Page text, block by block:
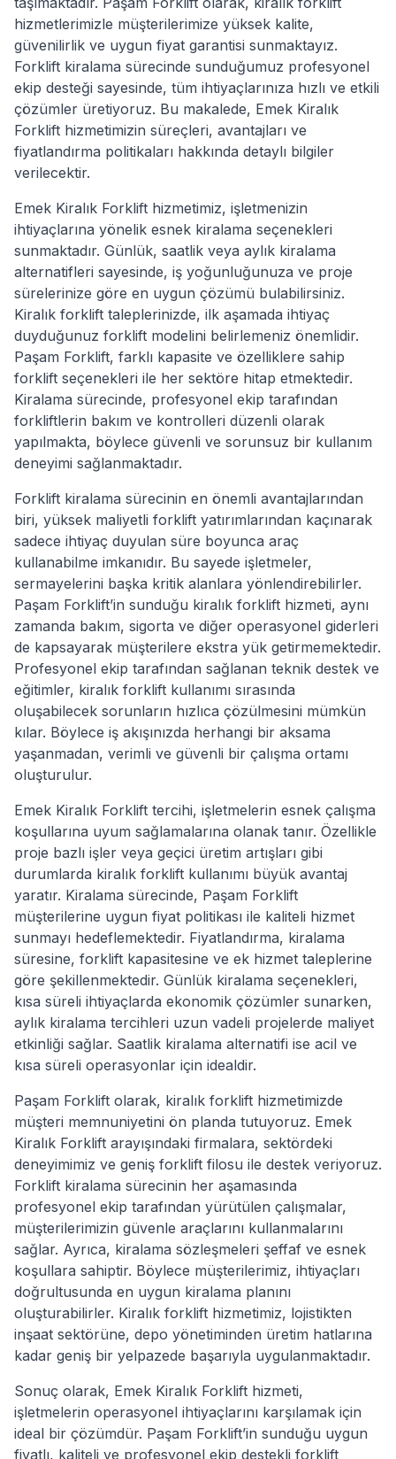
hizmetlerimizle müşterilerimize yüksek kalite,
güvenilirlik ve uygun fiyat garantisi sunmaktayız.
Forklift kiralama sürecinde sunduğumuz profesyonel
ekip desteği sayesinde, tüm ihtiyaçlarınıza hızlı ve etkili
çözümler üretiyoruz. Bu makalede, Emek Kiralık
Forklift hizmetimizin süreçleri, avantajları ve
fiyatlandırma politikaları hakkında detaylı bilgiler
verilecektir.
Emek Kiralık Forklift hizmetimiz, işletmenizin
ihtiyaçlarına yönelik esnek kiralama seçenekleri
sunmaktadır. Günlük, saatlik veya aylık kiralama
alternatifleri sayesinde, iş yoğunluğunuza ve proje
sürelerinize göre en uygun çözümü bulabilirsiniz.
Kiralık forklift taleplerinizde, ilk aşamada ihtiyaç
duyduğunuz forklift modelini belirlemeniz önemlidir.
Paşam Forklift, farklı kapasite ve özelliklere sahip
forklift seçenekleri ile her sektöre hitap etmektedir.
Kiralama sürecinde, profesyonel ekip tarafından
forkliftlerin bakım ve kontrolleri düzenli olarak
yapılmakta, böylece güvenli ve sorunsuz bir kullanım
deneyimi sağlanmaktadır.
Forklift kiralama sürecinin en önemli avantajlarından
biri, yüksek maliyetli forklift yatırımlarından kaçınarak
sadece ihtiyaç duyulan süre boyunca araç
kullanabilme imkanıdır. Bu sayede işletmeler,
sermayelerini başka kritik alanlara yönlendirebilirler.
Paşam Forklift’in sunduğu kiralık forklift hizmeti, aynı
zamanda bakım, sigorta ve diğer operasyonel giderleri
de kapsayarak müşterilere ekstra yük getirmemektedir.
Profesyonel ekip tarafından sağlanan teknik destek ve
eğitimler, kiralık forklift kullanımı sırasında
oluşabilecek sorunların hızlıca çözülmesini mümkün
kılar. Böylece iş akışınızda herhangi bir aksama
yaşanmadan, verimli ve güvenli bir çalışma ortamı
oluşturulur.
Emek Kiralık Forklift tercihi, işletmelerin esnek çalışma
koşullarına uyum sağlamalarına olanak tanır. Özellikle
proje bazlı işler veya geçici üretim artışları gibi
durumlarda kiralık forklift kullanımı büyük avantaj
yaratır. Kiralama sürecinde, Paşam Forklift
müşterilerine uygun fiyat politikası ile kaliteli hizmet
sunmayı hedeflemektedir. Fiyatlandırma, kiralama
süresine, forklift kapasitesine ve ek hizmet taleplerine
göre şekillenmektedir. Günlük kiralama seçenekleri,
kısa süreli ihtiyaçlarda ekonomik çözümler sunarken,
aylık kiralama tercihleri uzun vadeli projelerde maliyet
etkinliği sağlar. Saatlik kiralama alternatifi ise acil ve
kısa süreli operasyonlar için idealdir.
Paşam Forklift olarak, kiralık forklift hizmetimizde
müşteri memnuniyetini ön planda tutuyoruz. Emek
Kiralık Forklift arayışındaki firmalara, sektördeki
deneyimimiz ve geniş forklift filosu ile destek veriyoruz.
Forklift kiralama sürecinin her aşamasında
profesyonel ekip tarafından yürütülen çalışmalar,
müşterilerimizin güvenle araçlarını kullanmalarını
sağlar. Ayrıca, kiralama sözleşmeleri şeffaf ve esnek
koşullara sahiptir. Böylece müşterilerimiz, ihtiyaçları
doğrultusunda en uygun kiralama planını
oluşturabilirler. Kiralık forklift hizmetimiz, lojistikten
inşaat sektörüne, depo yönetiminden üretim hatlarına
kadar geniş bir yelpazede başarıyla uygulanmaktadır.
Sonuç olarak, Emek Kiralık Forklift hizmeti,
işletmelerin operasyonel ihtiyaçlarını karşılamak için
ideal bir çözümdür. Paşam Forklift’in sunduğu uygun
fiyatlı, kaliteli ve profesyonel ekip destekli forklift